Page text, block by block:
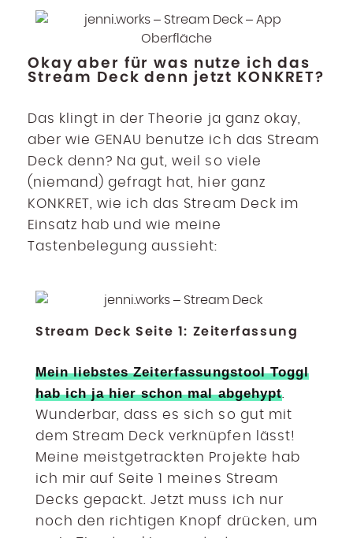
Okay aber für was nutze ich das
Stream Deck denn jetzt KONKRET?
Das klingt in der Theorie ja ganz okay,
aber wie GENAU benutze ich das Stream
Deck denn? Na gut, weil so viele
(niemand) gefragt hat, hier ganz
KONKRET, wie ich das Stream Deck im
Einsatz hab und wie meine
Tastenbelegung aussieht:
Stream Deck Seite 1: Zeiterfassung
Mein liebstes Zeiterfassungstool Toggl
hab ich ja hier schon mal abgehypt.
Wunderbar, dass es sich so gut mit
dem Stream Deck verknüpfen lässt!
Meine meistgetrackten Projekte hab
ich mir auf Seite 1 meines Stream
Decks gepackt. Jetzt muss ich nur
noch den richtigen Knopf drücken, um